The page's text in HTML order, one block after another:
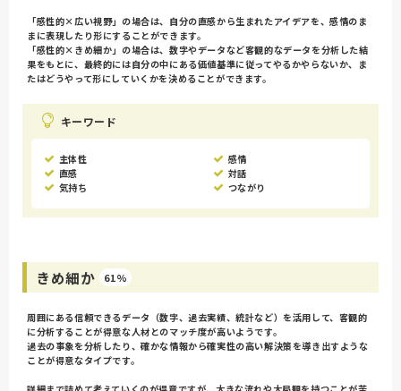
「感性的×広い視野」の場合は、自分の直感から生まれたアイデアを、感情のま
まに表現したり形にすることができます。
「感性的×きめ細か」の場合は、数字やデータなど客観的なデータを分析した結
果をもとに、最終的には自分の中にある価値基準に従ってやるかやらないか、ま
たはどうやって形にしていくかを決めることができます。
キーワード
主体性
感情
直感
対話
気持ち
つながり
きめ細か 61%
周囲にある信頼できるデータ（数字、過去実績、統計など）を活用して、客観的
に分析することが得意な人材とのマッチ度が高いようです。
過去の事象を分析したり、確かな情報から確実性の高い解決策を導き出すような
ことが得意なタイプです。